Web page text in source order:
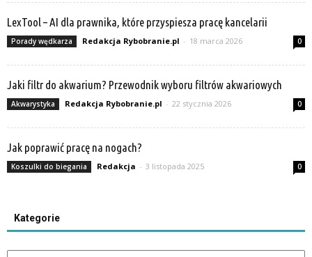
LexTool – AI dla prawnika, które przyspiesza pracę kancelarii
Porady wędkarza Redakcja Rybobranie.pl - 18 marca 2026 0
Jaki filtr do akwarium? Przewodnik wyboru filtrów akwariowych
Akwarystyka Redakcja Rybobranie.pl - 22 stycznia 2026 0
Jak poprawić pracę na nogach?
Koszulki do biegania Redakcja - 3 listopada 2025 0
Kategorie
Kategorie